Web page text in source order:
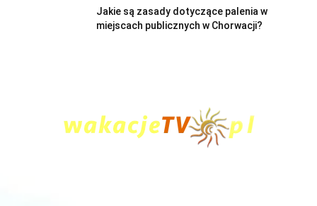
Jakie są zasady dotyczące palenia w
miejscach publicznych w Chorwacji?